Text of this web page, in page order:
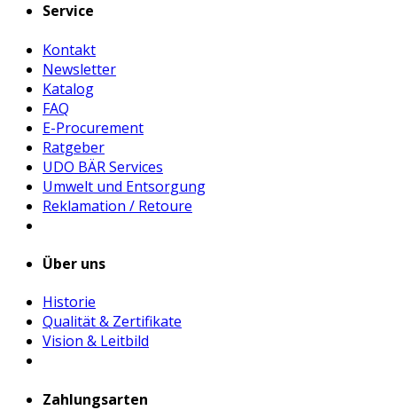
Service
Kontakt
Newsletter
Katalog
FAQ
E-Procurement
Ratgeber
UDO BÄR Services
Umwelt und Entsorgung
Reklamation / Retoure
Über uns
Historie
Qualität & Zertifikate
Vision & Leitbild
Zahlungsarten